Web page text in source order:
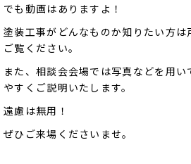
でも動画はありますよ！
塗装工事がどんなものか知りたい方は
ご覧ください。
また、相談会会場では写真などを用い
やすくご説明いたします。
遠慮は無用！
ぜひご来場くださいませ。